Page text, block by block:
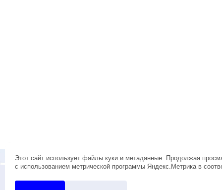
О КОМПАНИИ НОВОСТИ НАШИ РЕКВИЗИТЫ И АДРЕС
АКТУАЛЬНЫЕ ОСТАТКИ
Этот сайт использует файлы куки и метаданные. Продолжая
с использованием метрической программы Яндекс.Метрика в